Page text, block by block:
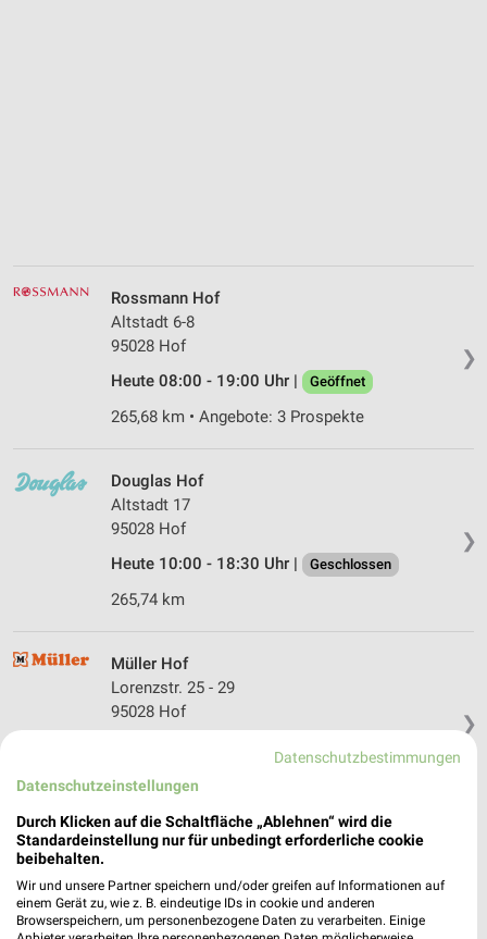
❯
Rossmann Hof
Altstadt 6-8
95028 Hof
Heute 08:00 - 19:00 Uhr |
Geöffnet
265,68 km • Angebote: 3 Prospekte
❯
Douglas Hof
Altstadt 17
95028 Hof
Heute 10:00 - 18:30 Uhr |
Geschlossen
265,74 km
❯
Müller Hof
Lorenzstr. 25 - 29
95028 Hof
Öffnet in 7 Min.
265,93 km • Angebote: 4 Prospekte
dm Hof
95032 Hof
Heute 08:00 - 20:00 Uhr | Geöffnet
Datenschutzbestimmungen
Datenschutzeinstellungen
Durch Klicken auf die Schaltfläche „Ablehnen“ wird die
Standardeinstellung nur für unbedingt erforderliche cookie
beibehalten.
Wir und unsere Partner speichern und/oder greifen auf Informationen auf
einem Gerät zu, wie z. B. eindeutige IDs in cookie und anderen
Browserspeichern, um personenbezogene Daten zu verarbeiten. Einige